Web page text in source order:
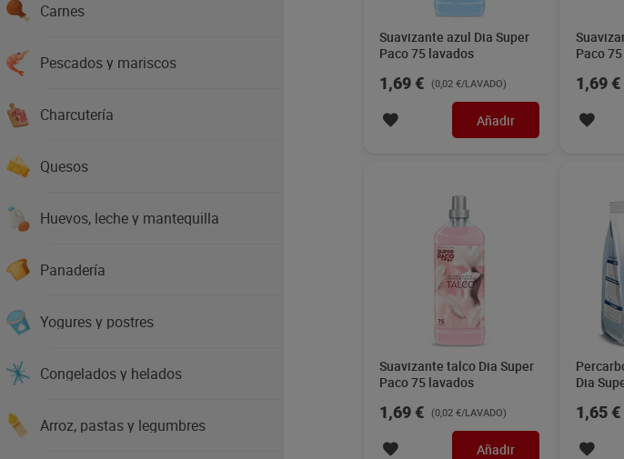
Carnes
Pescados y mariscos
Charcutería
Quesos
Huevos, leche y mantequilla
Panadería
Yogures y postres
Congelados y helados
Arroz, pastas y legumbres
Suavizante azul Dia Super
Paco 75 lavados
1,69 € (0,02 €/LAVADO)
Añadir
Paco
1,69 €
Suavizante talco Dia Super
Paco 75 lavados
1,69 € (0,02 €/LAVADO)
Añadir
Dia
1,65 €